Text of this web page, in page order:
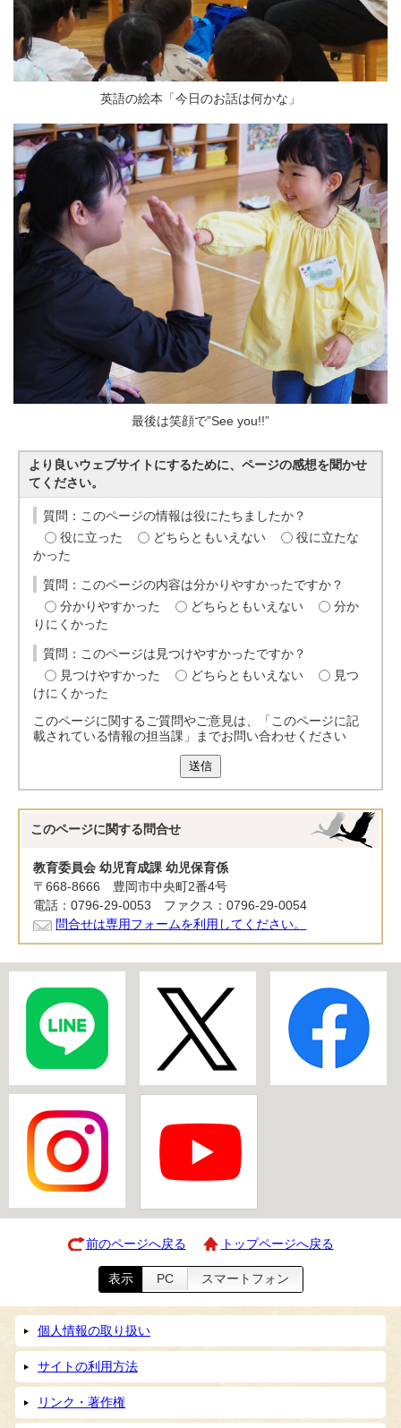
英語の絵本「今日のお話は何かな」
最後は笑顔で”See you!!”
より良いウェブサイトにするために、ページの感想を聞かせ
てください。
質問：このページの情報は役にたちましたか？
役に立った
どちらともいえない
役に立たな
かった
質問：このページの内容は分かりやすかったですか？
分かりやすかった
どちらともいえない
分か
りにくかった
質問：このページは見つけやすかったですか？
見つけやすかった
どちらともいえない
見つ
けにくかった
このページに関するご質問やご意見は、「このページに記
載されている情報の担当課」までお問い合わせください
送信
このページに関する 問合せ
教育委員会 幼児育成課 幼児保育係
〒668-8666 豊岡市中央町2番4号
電話：0796-29-0053 ファクス：0796-29-0054
問合せは専用フォームを利用してください。
前のページへ戻る トップページへ戻る
表示 PC スマートフォン
個人情報の取り扱い
サイトの利用方法
リンク・著作権